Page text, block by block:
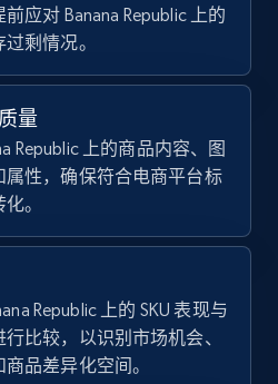
TikTok shop products
Currency, Initial
percent, and more.
应对 Banana Republic 上的
剩情况。
量
Republic 上的商品内容、图
属性，确保符合电商平台标
。
Republic 上的 SKU 表现与
比较，以识别市场机会、
品差异化空间。